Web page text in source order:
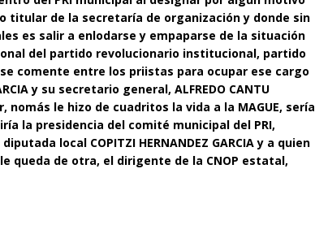
titular de la secretaría de organización y donde sin
es salir a enlodarse y empaparse de la situación
del partido revolucionario institucional, partido
comente entre los priistas para ocupar ese cargo
y su secretario general, ALFREDO CANTU
nomás le hizo de cuadritos la vida a la MAGUE, sería
la presidencia del comité municipal del PRI,
local COPITZI HERNANDEZ GARCIA y a quien
queda de otra, el dirigente de la CNOP estatal,